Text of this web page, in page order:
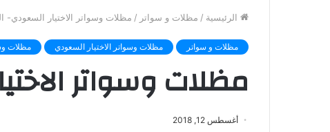
الرئيسية / مظلات و سواتر / مظلات وسواتر الاختيار السعودي-
مظلات و سواتر مظلات وسواتر الاختيار السعودي مظلات
مظلات وسواتر
أغسطس 12, 2018